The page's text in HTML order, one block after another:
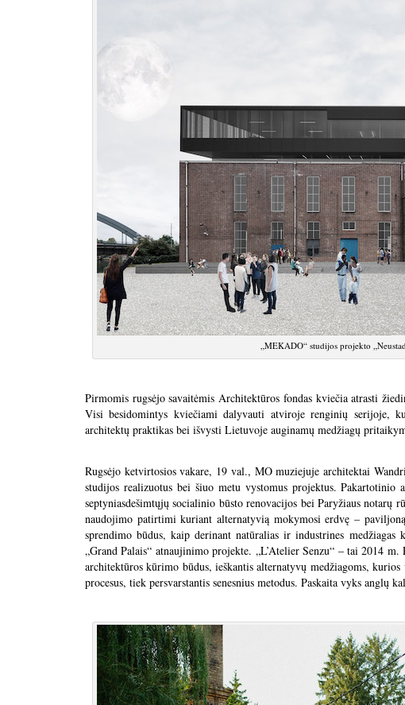
„MEKADO“ studijos projekto
Pirmomis rugsėjo savaitėmis Architektūros fondas kviečia atrasti
Visi besidomintys kviečiami dalyvauti atviroje renginių serijoje,
architektų praktikas bei išvysti Lietuvoje auginamų medžiagų
Rugsėjo ketvirtosios vakare, 19 val., MO muziejuje architektai
studijos realizuotus bei šiuo metu vystomus projektus.
septyniasdešimtųjų socialinio būsto renovacijos bei Paryžiaus notarų
naudojimo patirtimi kuriant alternatyvią mokymosi erdvę –
sprendimo būdus, kaip derinant natūralias ir industrines
„Grand Palais“ atnaujinimo projekte. „L’Atelier Senzu“ – tai 2014
architektūros kūrimo būdus, ieškantis alternatyvų medžiagoms,
procesus, tiek persvarstantis senesnius metodus. Paskaita vyks anglų